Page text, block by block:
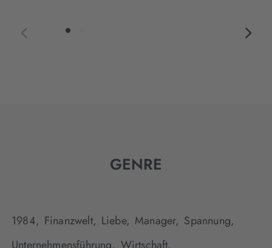
GENRE
1984, Finanzwelt, Liebe, Manager, Spannung,